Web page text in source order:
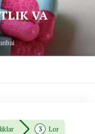
VA
Lor